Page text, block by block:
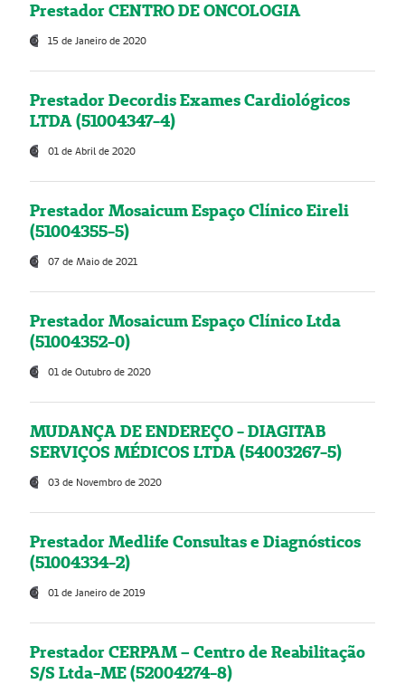
Prestador CENTRO DE ONCOLOGIA
15 de Janeiro de 2020
Prestador Decordis Exames Cardiológicos
LTDA (51004347-4)
01 de Abril de 2020
Prestador Mosaicum Espaço Clínico Eireli
(51004355-5)
07 de Maio de 2021
Prestador Mosaicum Espaço Clínico Ltda
(51004352-0)
01 de Outubro de 2020
MUDANÇA DE ENDEREÇO - DIAGITAB
SERVIÇOS MÉDICOS LTDA (54003267-5)
03 de Novembro de 2020
Prestador Medlife Consultas e Diagnósticos
(51004334-2)
01 de Janeiro de 2019
Prestador CERPAM – Centro de Reabilitação
S/S Ltda-ME (52004274-8)